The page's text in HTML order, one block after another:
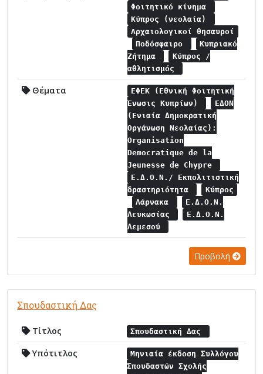
Φοιτητικό κίνημα
Κύπρος (νεολαία)
Αρχαιολογικοί θησαυροί
Ποδόσφαιρο
Κυπριακό
Ζήτημα
Κύπρος /
αθλητισμός
Θέματα
ΕΦΕΚ (Εθνική Φοιτητική
Ένωσις Κυπρίων)
ΕΔΟΝ
(Ενιαία Δημοκρατική
Οργάνωση Νεολαίας):
Organisation
Democratique de la
Jeunesse de Chypre
Ε.Δ.Ο.Ν./ Εκπολιτιστική
δραστηριότητα
Κύπρος
Λάρνακα
Ε.Δ.Ο.Ν.
Λευκωσίας
Ε.Δ.Ο.Ν.
Λεμεσού
Προβολή
Σπουδαστική Δας
Τίτλος Σπουδαστική Δας
Υπότιτλος
Μηνιαία έκδοση Συλλόγου
Σπουδαστών Σχολής